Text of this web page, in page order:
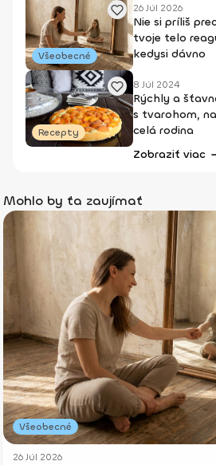
Všeobecné
26 Júl 2026
Nie si príliš
tvoje telo
kedysi dávno
Recepty
8 Júl 2024
Rýchly a
s tvarohom,
celá rodina
Zobraziť viac
Mohlo by ťa zaujímať
Všeobecné
26 Júl 2026